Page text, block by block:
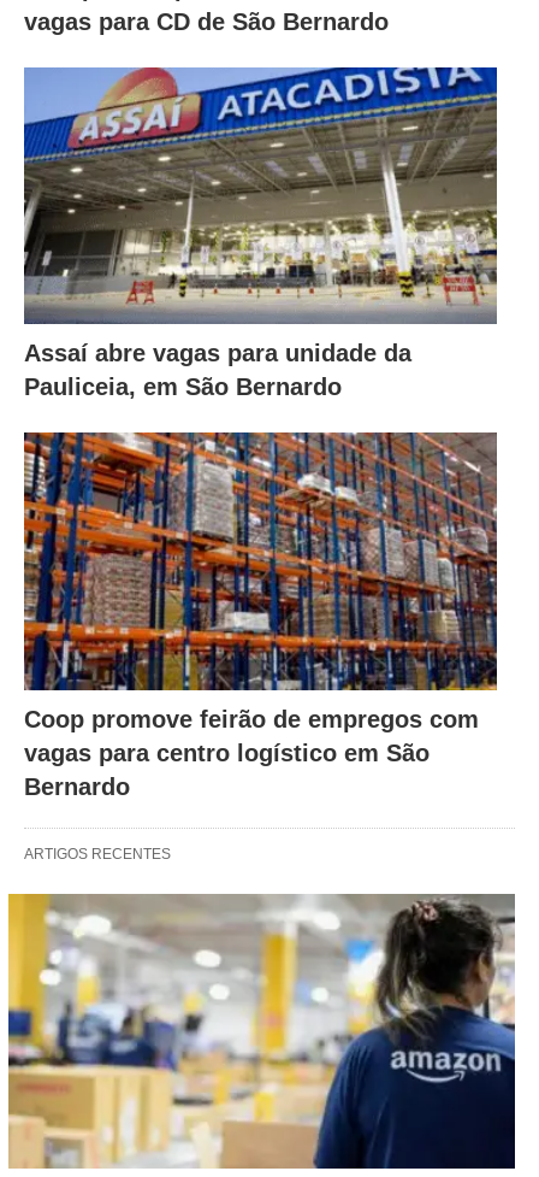
vagas para CD de São Bernardo
Assaí abre vagas para unidade da
Pauliceia, em São Bernardo
Coop promove feirão de empregos com
vagas para centro logístico em São
Bernardo
ARTIGOS RECENTES